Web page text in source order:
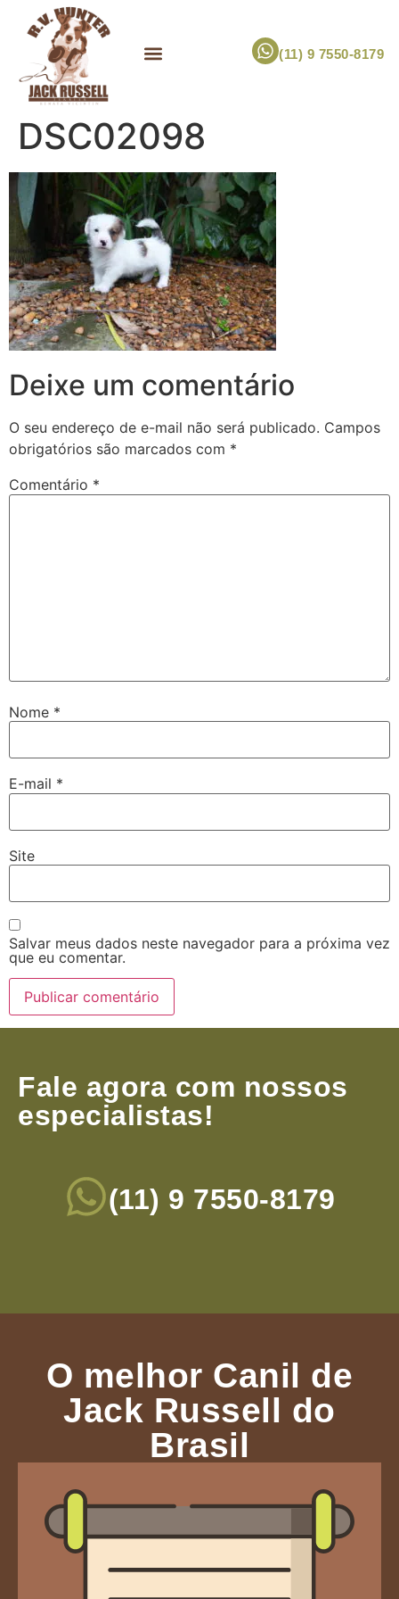
(11) 9 7550-8179
DSC02098
Deixe um comentário
O seu endereço de e-mail não será publicado. Campos
obrigatórios são marcados com *
Comentário *
Nome *
E-mail *
Site
Salvar meus dados neste navegador para a próxima vez
que eu comentar.
Fale agora com nossos
especialistas!
(11) 9 7550-8179
O melhor Canil de
Jack Russell do
Brasil